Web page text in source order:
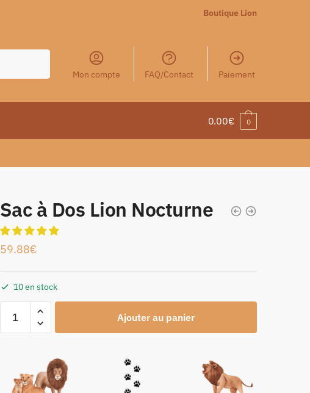
Boutique Lion
Mon compte FAQ/Contact Paiement
0.00€ 0
Sac à Dos Lion Nocturne
59.88€
10 en stock
Ajouter au panier